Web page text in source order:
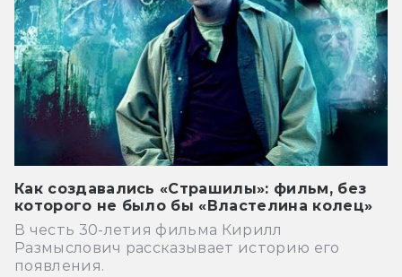
Как создавались «Страшилы»: фильм, без
которого не было бы «Властелина колец»
В честь 30-летия фильма Кирилл
Размыслович рассказывает историю его
появления.